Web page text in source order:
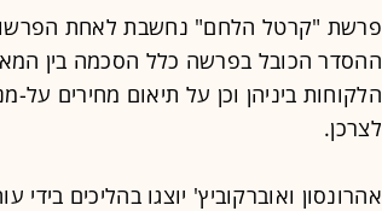
פרשת "קרטל הלחם" נחשבת לאחת
ההסדר הכובל בפרשה כלל הסכמה בין
הלקוחות ביניהן וכן על תיאום מחירים
לצרכן.
אהרונסון ואוברקוביץ' יוצגו בהליכים בידי